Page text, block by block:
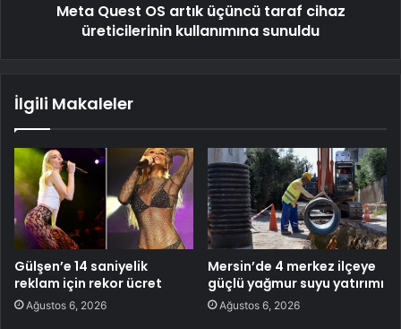
Meta Quest OS artık üçüncü taraf cihaz
üreticilerinin kullanımına sunuldu
İlgili Makaleler
Gülşen’e 14 saniyelik
reklam için rekor ücret
Ağustos 6, 2026
Mersin’de 4 merkez ilçeye
güçlü yağmur suyu yatırımı
Ağustos 6, 2026